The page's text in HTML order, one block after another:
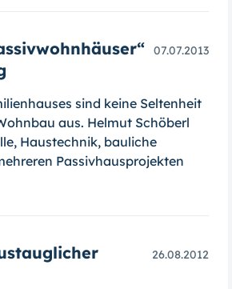
07.07.2013
sind keine Sel­tenheit
aus. Hel­mut Schöberl
Haus­technik, bauliche
Passivhausprojekten
26.08.2012